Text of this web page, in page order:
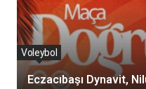
Eczacıbaşı Dynavit,
Voleybol